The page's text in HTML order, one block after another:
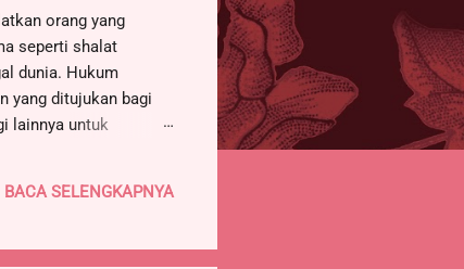
orang yang
seperti shalat
dunia. Hukum
yang ditujukan bagi
lainnya untuk
Najasyi
Rasul keluar
BACA SELENGKAPNYA